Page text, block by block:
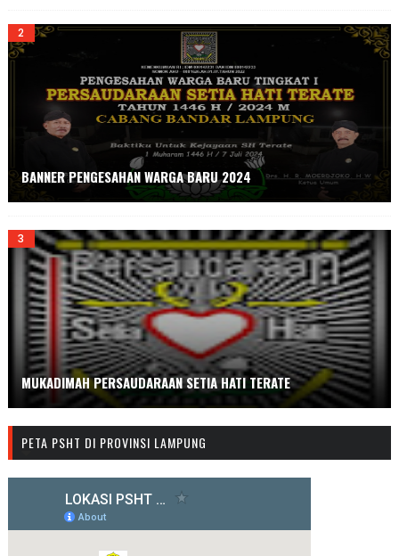
BANNER PENGESAHAN WARGA BARU 2024
MUKADIMAH PERSAUDARAAN SETIA HATI TERATE
PETA PSHT DI PROVINSI LAMPUNG